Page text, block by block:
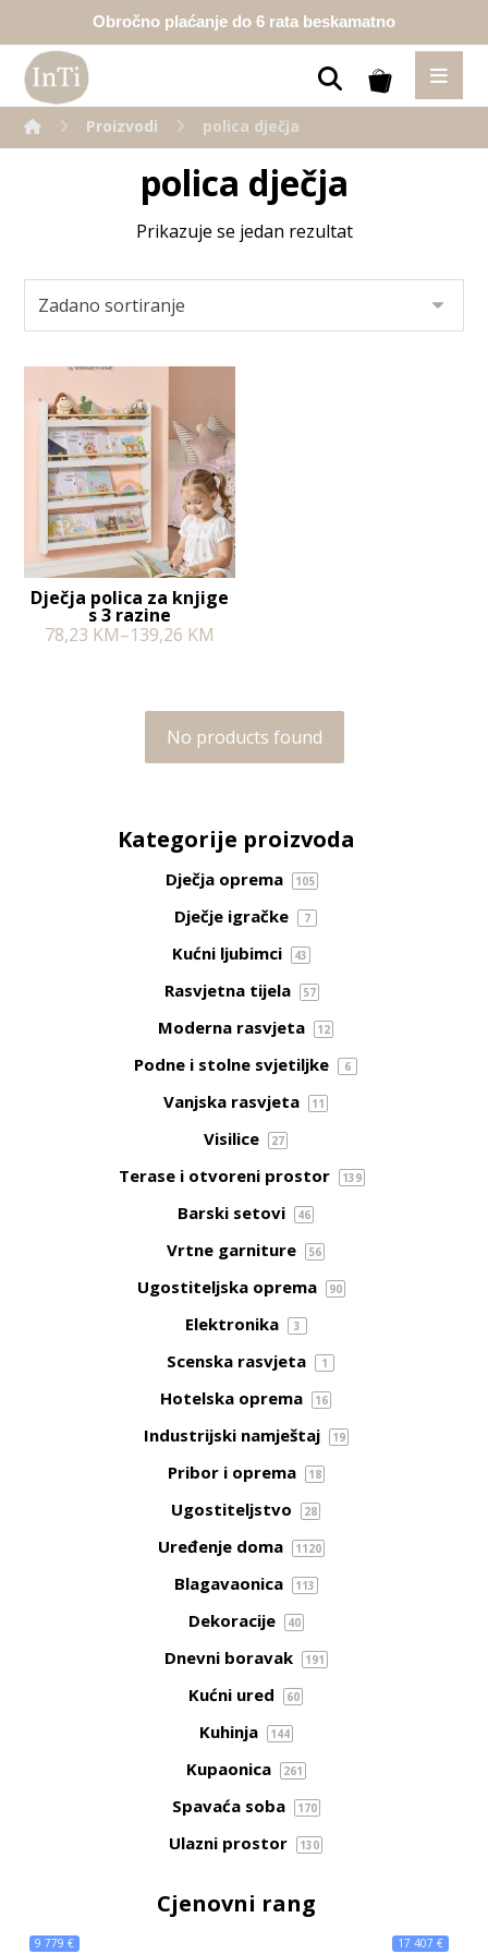
Obročno plaćanje do 6 rata beskamatno
Proizvodi polica dječja
polica dječja
Prikazuje se jedan rezultat
Dječja polica za knjige
s 3 razine
78,23 KM–139,26 KM
No products found
Kategorije proizvoda
Dječja oprema 105
Dječje igračke 7
Kućni ljubimci 43
Rasvjetna tijela 57
Moderna rasvjeta 12
Podne i stolne svjetiljke 6
Vanjska rasvjeta 11
Visilice 27
Terase i otvoreni prostor 139
Barski setovi 46
Vrtne garniture 56
Ugostiteljska oprema 90
Elektronika 3
Scenska rasvjeta 1
Hotelska oprema 16
Industrijski namještaj 19
Pribor i oprema 18
Ugostiteljstvo 28
Uređenje doma 1120
Blagavaonica 113
Dekoracije 40
Dnevni boravak 191
Kućni ured 60
Kuhinja 144
Kupaonica 261
Spavaća soba 170
Ulazni prostor 130
Cjenovni rang
9 779 € 17 407 €